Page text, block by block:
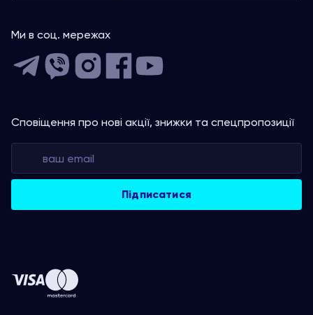
Ми в соц. мережах
Сповіщення про нові акції, знижки та спецпропозиції